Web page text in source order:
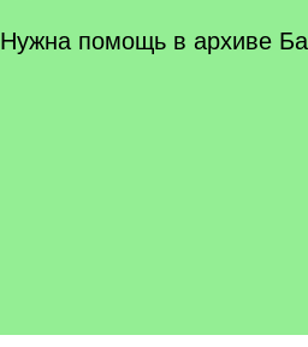
Нужна помощь в архиве